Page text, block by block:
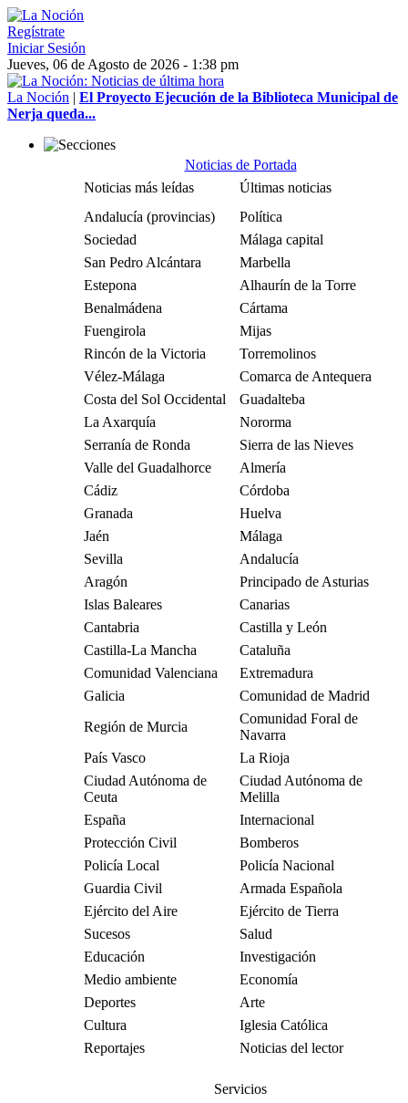
Regístrate
Iniciar Sesión
Jueves, 06 de Agosto de 2026 - 1:38 pm
La Noción | El Proyecto Ejecución de la Biblioteca Municipal de
Nerja queda...
Noticias de Portada
Noticias más leídas
Últimas noticias
Andalucía (provincias)
Política
Sociedad
Málaga capital
San Pedro Alcántara
Marbella
Estepona
Alhaurín de la Torre
Benalmádena
Cártama
Fuengirola
Mijas
Rincón de la Victoria
Torremolinos
Vélez-Málaga
Comarca de Antequera
Costa del Sol Occidental
Guadalteba
La Axarquía
Nororma
Serranía de Ronda
Sierra de las Nieves
Valle del Guadalhorce
Almería
Cádiz
Córdoba
Granada
Huelva
Jaén
Málaga
Sevilla
Andalucía
Aragón
Principado de Asturias
Islas Baleares
Canarias
Cantabria
Castilla y León
Castilla-La Mancha
Cataluña
Comunidad Valenciana
Extremadura
Galicia
Comunidad de Madrid
Región de Murcia
Comunidad Foral de
Navarra
País Vasco
La Rioja
Ciudad Autónoma de
Ceuta
Ciudad Autónoma de
Melilla
España
Internacional
Protección Civil
Bomberos
Policía Local
Policía Nacional
Guardia Civil
Armada Española
Ejército del Aire
Ejército de Tierra
Sucesos
Salud
Educación
Investigación
Medio ambiente
Economía
Deportes
Arte
Cultura
Iglesia Católica
Reportajes
Noticias del lector
Servicios